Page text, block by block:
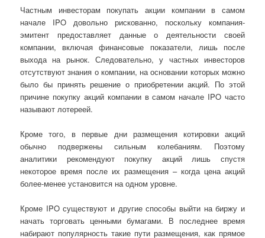
Частным инвесторам покупать акции компании в самом
начале IPO довольно рискованно, поскольку компания-
эмитент предоставляет данные о деятельности своей
компании, включая финансовые показатели, лишь после
выхода на рынок. Следовательно, у частных инвесторов
отсутствуют знания о компании, на основании которых можно
было бы принять решение о приобретении акций. По этой
причине покупку акций компании в самом начале IPO часто
называют лотереей.
Кроме того, в первые дни размещения котировки акций
обычно подвержены сильным колебаниям. Поэтому
аналитики рекомендуют покупку акций лишь спустя
некоторое время после их размещения – когда цена акций
более-менее установится на одном уровне.
Кроме IPO существуют и другие способы выйти на биржу и
начать торговать ценными бумагами. В последнее время
набирают популярность такие пути размещения, как прямое